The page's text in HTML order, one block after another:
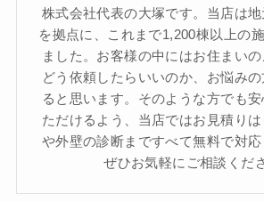
株式会社代表の大塚です。当店は
を拠点に、これまで1,200棟以上の
ました。お客様の中にはお住まい
どう依頼したらいいのか、お悩み
ると思います。そのような方でも
ただけるよう、当店ではお見積り
や外壁の診断まですべて無料で対応
ぜひお気軽にご相談くだ